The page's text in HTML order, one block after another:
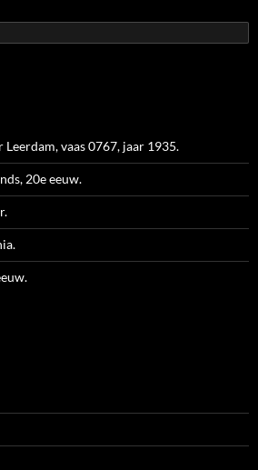
vaas 0767, jaar 1935.
20e eeuw.